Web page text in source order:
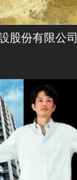
股份有限公司